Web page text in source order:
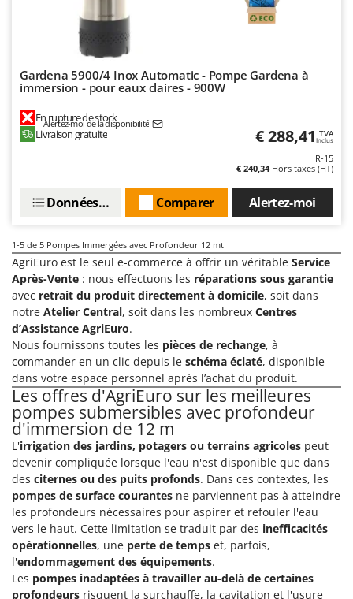
Pétrins à Spirale
Piscines
Planteuses de pommes de terre pour tracteur
Plateaux de coupe pour tracteur
Plumeuses
Pompes immergées électriques
Postes à souder
Poussoirs à saucisse
Presses à pellets
Pressoirs à fruits
Pressoirs à Raisin
Pulvérisateurs
Pulvérisateurs portés
R
Rafraîchisseurs d'air par évaporation
Rampes de chargement en aluminium
Râpes à fromage électriques
Râteaux pour tracteur
Remplisseuses
Robots nettoyeurs de piscine
Robots Tondeuses
Rogneuses de souches
Francini
G3 Ferrari
Gardena
GeoTech
Ginko - MGM
Girmi
GRAEF
Gre
GreenBay
Greenworks
GRIFO
GVS
GYS
H
Hailo
Helvi
Henx
HiKOKI
Honda
Gardena 5900/4 Inox Automatic - Pompe Gardena à
immersion - pour eaux claires - 900W
En rupture de stock
Alertez-moi de la disponibilité
Livraison gratuite € 288,41 TVA
Inclus
R-15
€ 240,34Hors taxes (HT)
Alertez-moi
Comparer
Données techniques
1-5 de 5 Pompes Immergées avec Profondeur 12 mt
AgriEuro est le seul e-commerce à offrir un véritable Service
Après-Vente : nous effectuons les réparations sous garantie
avec retrait du produit directement à domicile, soit dans
notre Atelier Central, soit dans les nombreux Centres
d’Assistance AgriEuro.
Nous fournissons toutes les pièces de rechange, à
commander en un clic depuis le schéma éclaté, disponible
dans votre espace personnel après l’achat du produit.
Les offres d'AgriEuro sur les meilleures
pompes submersibles avec profondeur
d'immersion de 12 m
L'irrigation des jardins, potagers ou terrains agricoles peut
devenir compliquée lorsque l'eau n'est disponible que dans
des citernes ou des puits profonds. Dans ces contextes, les
pompes de surface courantes ne parviennent pas à atteindre
les profondeurs nécessaires pour aspirer et refouler l'eau
vers le haut. Cette limitation se traduit par des inefficacités
opérationnelles, une perte de temps et, parfois,
l'endommagement des équipements.
Les pompes inadaptées à travailler au-delà de certaines
profondeurs risquent la surchauffe, la cavitation et l'usure